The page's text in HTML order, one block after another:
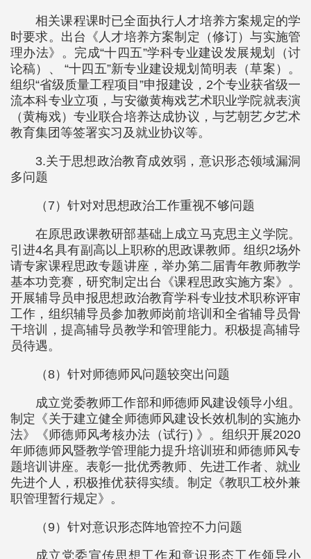
相关课程课时已全面执行人才培养方案规定的学
时要求。出台《人才培养方案制定（修订）与实施管
理办法》。完成“十四五”学科专业建设发展规划（讨
论稿）、 “十四五”新专业建设规划简明表（草案）。
组织“省级质量工程项目”申报建设，2个专业获省级一
流本科专业立项，与安徽黄梅戏艺术职业学院就表演
（黄梅戏）专业联合培养达成协议，与艺朝艺夕艺术
教育集团等签署实习及就业协议等。
3.关于思想政治教育成效弱，意识形态领域漏洞
多问题
（7）针对对思想政治工作重视不够问题
在原思政课教研部基础上成立马克思主义学院。
引进4名具有副高以上职称的思政课教师。组织2场外
请专家课程思政专题讲座，举办第二届青年教师教学
基本功竞赛，研究制定出台《课程思政实施方案》。
开展辅导员申报思想政治教育学科专业技术职称评审
工作，组织辅导员参加教师岗前培训和全省辅导员骨
干培训，提高辅导员教学和管理能力。积极提高辅导
员待遇。
（8）针对师德师风问题较突出问题
成立党委教师工作部和师德师风建设领导小组。
制定《关于建立健全师德师风建设长效机制的实施办
法》《师德师风考核办法（试行) 》。组织开展2020
年师德师风暨教学管理能力提升培训班和师德师风专
题培训讲座。表彰一批优秀教师、先进工作者、就业
先进个人，积极推优获得实绩。制定《教职工校外兼
职管理暂行规定》。
（9）针对意识形态阵地管控不力问题
成立党委宣传思想工作和意识形态工作领导小